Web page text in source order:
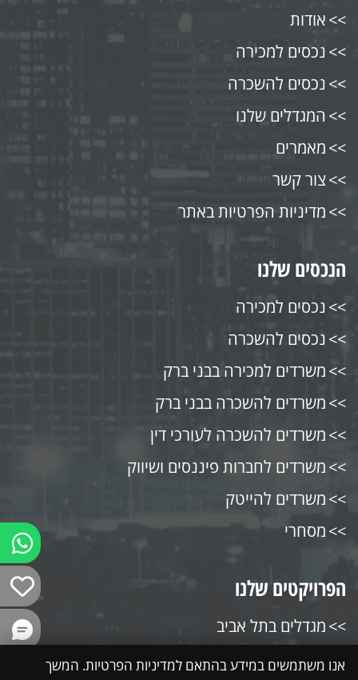
אודות
נכסים למכירה
נכסים להשכרה
המגדלים שלנו
מאמרים
צור קשר
מדיניות הפרטיות באתר
הנכסים שלנו
נכסים למכירה
נכסים להשכרה
משרדים למכירה בבני ברק
משרדים להשכרה בבני ברק
משרדים להשכרה לעורכי דין
משרדים לחברות פיננסים ושיווק
משרדים להייטק
מסחרי
הפרויקטים שלנו
מגדלים בתל אביב
מגדלים בגבעתיים
אנו משתמשים במידע בהתאם למדיניות הפרטיות. המשך